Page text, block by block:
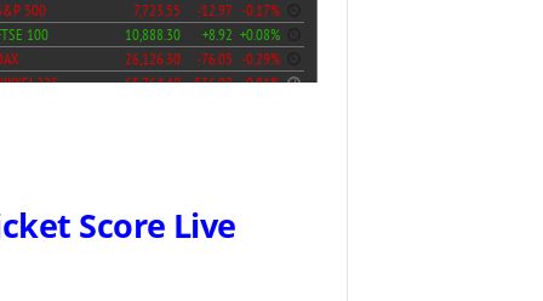
Score Live